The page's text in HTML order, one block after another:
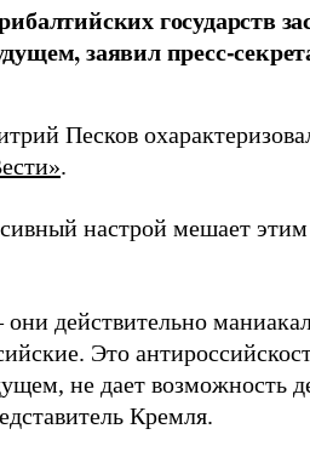
государств
заявил пресс-
Песков
.
настрой мешает этим
действительно
Это
не дает возможность
Кремля.